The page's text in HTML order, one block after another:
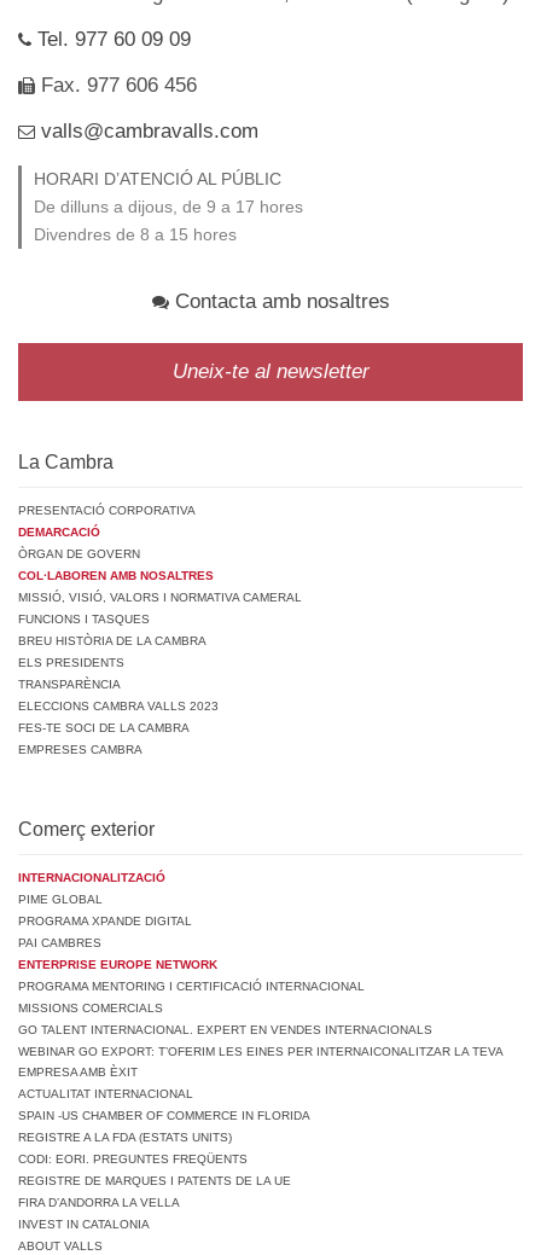
Tel. 977 60 09 09
Fax. 977 606 456
valls@cambravalls.com
HORARI D’ATENCIÓ AL PÚBLIC
De dilluns a dijous, de 9 a 17 hores
Divendres de 8 a 15 hores
Contacta amb nosaltres
Uneix-te al newsletter
La Cambra
PRESENTACIÓ CORPORATIVA
DEMARCACIÓ
ÒRGAN DE GOVERN
COL·LABOREN AMB NOSALTRES
MISSIÓ, VISIÓ, VALORS I NORMATIVA CAMERAL
FUNCIONS I TASQUES
BREU HISTÒRIA DE LA CAMBRA
ELS PRESIDENTS
TRANSPARÈNCIA
ELECCIONS CAMBRA VALLS 2023
FES-TE SOCI DE LA CAMBRA
EMPRESES CAMBRA
Comerç exterior
INTERNACIONALITZACIÓ
PIME GLOBAL
PROGRAMA XPANDE DIGITAL
PAI CAMBRES
ENTERPRISE EUROPE NETWORK
PROGRAMA MENTORING I CERTIFICACIÓ INTERNACIONAL
MISSIONS COMERCIALS
GO TALENT INTERNACIONAL. EXPERT EN VENDES INTERNACIONALS
WEBINAR GO EXPORT: T’OFERIM LES EINES PER INTERNAICONALITZAR LA TEVA
EMPRESA AMB ÈXIT
ACTUALITAT INTERNACIONAL
SPAIN -US CHAMBER OF COMMERCE IN FLORIDA
REGISTRE A LA FDA (ESTATS UNITS)
CODI: EORI. PREGUNTES FREQÜENTS
REGISTRE DE MARQUES I PATENTS DE LA UE
FIRA D’ANDORRA LA VELLA
INVEST IN CATALONIA
ABOUT VALLS